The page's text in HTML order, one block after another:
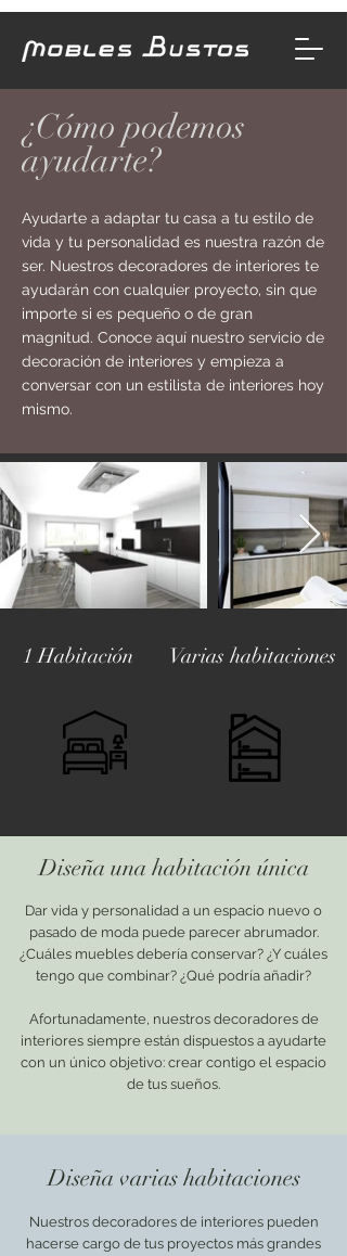
¿Cómo podemos
ayudarte?
Ayudarte a adaptar tu casa a tu estilo de
vida y tu personalidad es nuestra razón de
ser. Nuestros decoradores de interiores te
ayudarán con cualquier proyecto, sin que
importe si es pequeño o de gran
magnitud. Conoce aquí nuestro servicio de
decoración de interiores y empieza a
conversar con un estilista de interiores hoy
mismo.
1 Habitación Varias habitaciones
Diseña una habitación única
Dar vida y personalidad a un espacio nuevo o
pasado de moda puede parecer abrumador.
¿Cuáles muebles debería conservar? ¿Y cuáles
tengo que combinar? ¿Qué podría añadir?
Afortunadamente, nuestros decoradores de
interiores siempre están dispuestos a ayudarte
con un único objetivo: crear contigo el espacio
de tus sueños.
Diseña varias habitaciones
Nuestros decoradores de interiores pueden
hacerse cargo de tus proyectos más grandes